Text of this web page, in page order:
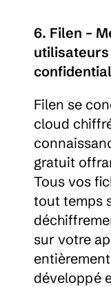
6. Filen –
Filen se
cloud
gratuit
Tous vos
tout temps
sur votre
développé